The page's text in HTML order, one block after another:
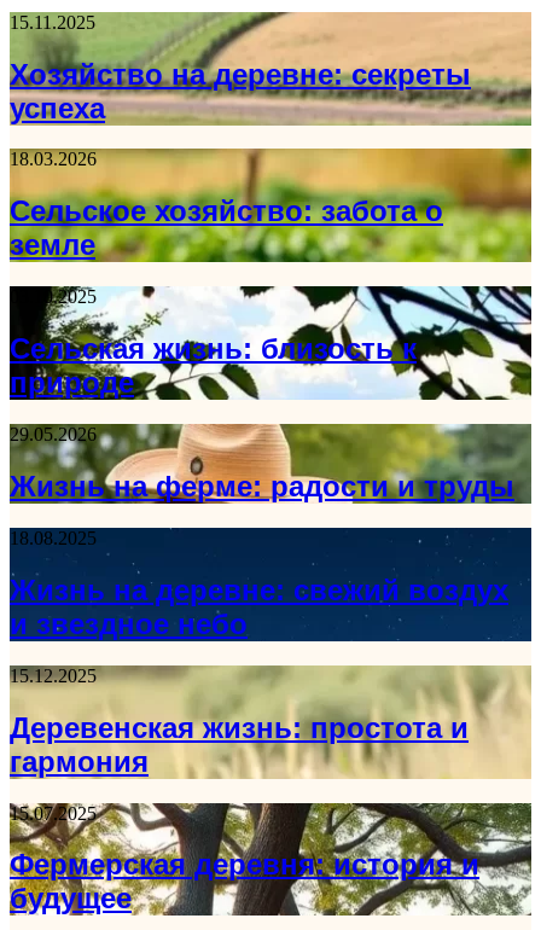
15.11.2025
Хозяйство на деревне: секреты
успеха
18.03.2026
Сельское хозяйство: забота о
земле
03.10.2025
Сельская жизнь: близость к
природе
29.05.2026
Жизнь на ферме: радости и труды
18.08.2025
Жизнь на деревне: свежий воздух
и звездное небо
15.12.2025
Деревенская жизнь: простота и
гармония
15.07.2025
Фермерская деревня: история и
будущее